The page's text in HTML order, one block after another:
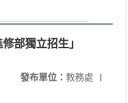
部獨立招生」
發布單位： 教務處 |